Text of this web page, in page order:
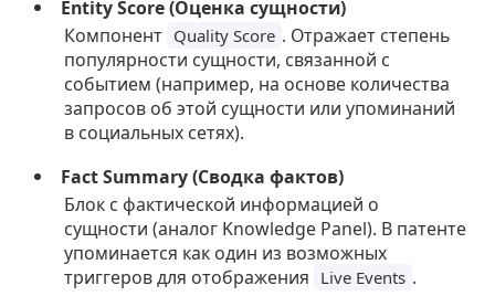
Entity Score (Оценка сущности)
Компонент Quality Score . Отражает степень
популярности сущности, связанной с
событием (например, на основе количества
запросов об этой сущности или упоминаний
в социальных сетях).
Fact Summary (Сводка фактов)
Блок с фактической информацией о
сущности (аналог Knowledge Panel). В патенте
упоминается как один из возможных
триггеров для отображения Live Events .